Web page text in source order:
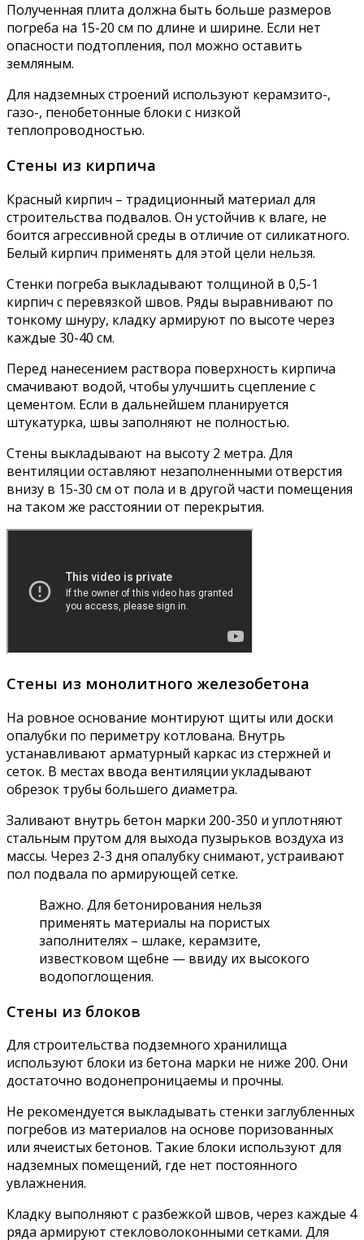
Полученная плита должна быть больше размеров
погреба на 15-20 см по длине и ширине. Если нет
опасности подтопления, пол можно оставить
земляным.
Для надземных строений используют керамзито-,
газо-, пенобетонные блоки с низкой
теплопроводностью.
Стены из кирпича
Красный кирпич – традиционный материал для
строительства подвалов. Он устойчив к влаге, не
боится агрессивной среды в отличие от силикатного.
Белый кирпич применять для этой цели нельзя.
Стенки погреба выкладывают толщиной в 0,5-1
кирпич с перевязкой швов. Ряды выравнивают по
тонкому шнуру, кладку армируют по высоте через
каждые 30-40 см.
Перед нанесением раствора поверхность кирпича
смачивают водой, чтобы улучшить сцепление с
цементом. Если в дальнейшем планируется
штукатурка, швы заполняют не полностью.
Стены выкладывают на высоту 2 метра. Для
вентиляции оставляют незаполненными отверстия
внизу в 15-30 см от пола и в другой части помещения
на таком же расстоянии от перекрытия.
Стены из монолитного железобетона
На ровное основание монтируют щиты или доски
опалубки по периметру котлована. Внутрь
устанавливают арматурный каркас из стержней и
сеток. В местах ввода вентиляции укладывают
обрезок трубы большего диаметра.
Заливают внутрь бетон марки 200-350 и уплотняют
стальным прутом для выхода пузырьков воздуха из
массы. Через 2-3 дня опалубку снимают, устраивают
пол подвала по армирующей сетке.
Важно. Для бетонирования нельзя
применять материалы на пористых
заполнителях – шлаке, керамзите,
известковом щебне — ввиду их высокого
водопоглощения.
Стены из блоков
Для строительства подземного хранилища
используют блоки из бетона марки не ниже 200. Они
достаточно водонепроницаемы и прочны.
Не рекомендуется выкладывать стенки заглубленных
погребов из материалов на основе поризованных
или ячеистых бетонов. Такие блоки используют для
надземных помещений, где нет постоянного
увлажнения.
Кладку выполняют с разбежкой швов, через каждые 4
ряда армируют стекловолоконными сетками. Для